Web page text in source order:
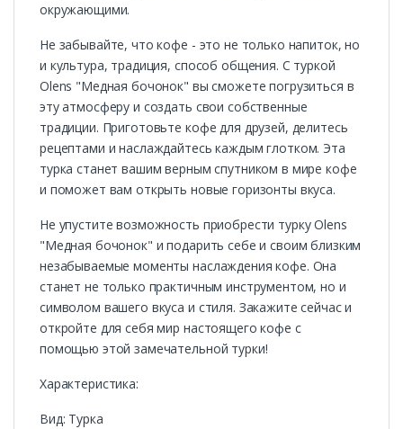
окружающими.
Не забывайте, что кофе - это не только напиток, но
и культура, традиция, способ общения. С туркой
Olens "Медная бочонок" вы сможете погрузиться в
эту атмосферу и создать свои собственные
традиции. Приготовьте кофе для друзей, делитесь
рецептами и наслаждайтесь каждым глотком. Эта
турка станет вашим верным спутником в мире кофе
и поможет вам открыть новые горизонты вкуса.
Не упустите возможность приобрести турку Olens
"Медная бочонок" и подарить себе и своим близким
незабываемые моменты наслаждения кофе. Она
станет не только практичным инструментом, но и
символом вашего вкуса и стиля. Закажите сейчас и
откройте для себя мир настоящего кофе с
помощью этой замечательной турки!
Характеристика:
Вид: Турка